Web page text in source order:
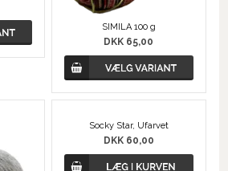
SIMILA 100 g
DKK 65,00
Socky Star, Ufarvet
DKK 60,00